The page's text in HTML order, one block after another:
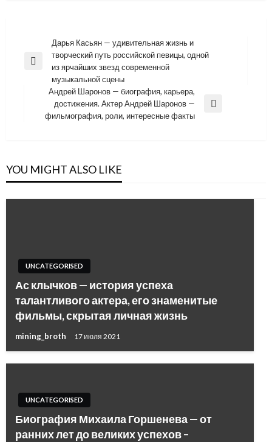
Навигация
по
записям
Previous
Дарья Касьян — удивительная жизнь и
творческий путь российской певицы, одной
из ярчайших звезд современной
музыкальной сцены
Post
Андрей Шаронов — биография, карьера,
достижения. Актер Андрей Шаронов —
фильмография, роли, интересные факты
YOU MIGHT ALSO LIKE
UNCATEGORISED
Ас клычков — история успеха
талантливого актера, его знаменитые
фильмы, скрытая личная жизнь
mining_broth 17 июля 2021
UNCATEGORISED
Биография Михаила Горшенева — от
ранних лет до великих успехов –